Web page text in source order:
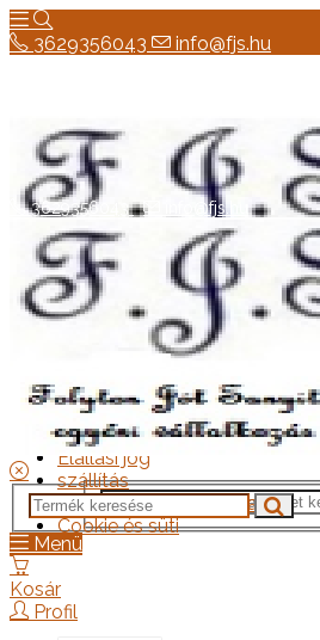
3629356043 info@fjs.hu
Hírek
Elérhetőség
Általános szerződési feltételek
Elállási jog
szállítás
Adatkezelési tájékoztató
Cookie és süti
3629356043 info@fjs.hu
Menü
Kosár
Profil